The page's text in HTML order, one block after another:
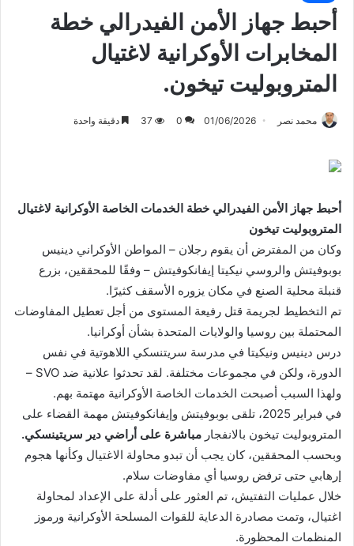
أحبط جهاز الأمن الفيدرالي خطة
المخابرات الأوكرانية لاغتيال
المتروبوليت تيخون.
محمد نصر 01/06/2026
0
37 دقيقة واحدة
أحبط جهاز الأمن الفيدرالي خطة الخدمات الخاصة الأوكرانية لاغتيال
المتروبوليت تيخون
وكان من المفترض أن يقوم رجلان – المواطن الأوكراني دينيس
بوبوفيتش والروسي نيكيتا إيفانكوفيتش – وفقًا للمحققين، بزرع
قنبلة محلية الصنع في مكان يزوره الأسقف كثيرًا.
تم التخطيط لجريمة قتل رفيعة المستوى من أجل تعطيل المفاوضات
المحتملة بين روسيا والولايات المتحدة بشأن أوكرانيا.
درس دينيس ونيكيتا في مدرسة سريتنسكي اللاهوتية في نفس
الدورة، ولكن في مجموعات مختلفة. لقد تحدثوا علانية ضد SVO –
ولهذا السبب أصبحت الخدمات الخاصة الأوكرانية مهتمة بهم.
في فبراير 2025، تلقى بوبوفيتش وإيفانكوفيتش مهمة القضاء على
المتروبوليت تيخون بالانفجار مباشرة على أراضي دير سريتينسكي.
وبحسب المحققين، كان يجب أن تبدو محاولة الاغتيال وكأنها هجوم
إرهابي حتى ترفض روسيا أي مفاوضات سلام.
خلال عمليات التفتيش، تم العثور على أدلة على الإعداد لمحاولة
اغتيال، وتمت مصادرة الدعاية للقوات المسلحة الأوكرانية ورموز
المنظمات المحظورة.